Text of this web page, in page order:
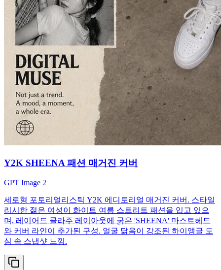
Y2K SHEENA 패션 매거진 커버
GPT Image 2
세로형 포토리얼리스틱 Y2K 에디토리얼 매거진 커버. 스타일
리시한 젊은 여성이 화이트 여름 스트리트 패션을 입고 있으
며, 레이어드 콜라주 레이아웃에 굵은 'SHEENA' 마스트헤드
와 커버 라인이 추가된 구성. 얼굴 닮음이 강조된 하이앵글 도
심 속 스냅샷 느낌.